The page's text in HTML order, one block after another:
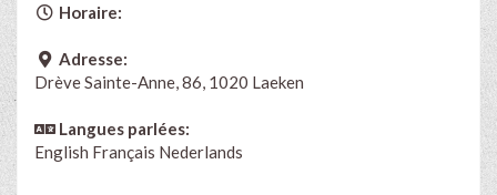
Horaire:
Adresse:
Drève Sainte-Anne, 86, 1020 Laeken
Langues parlées:
English Français Nederlands